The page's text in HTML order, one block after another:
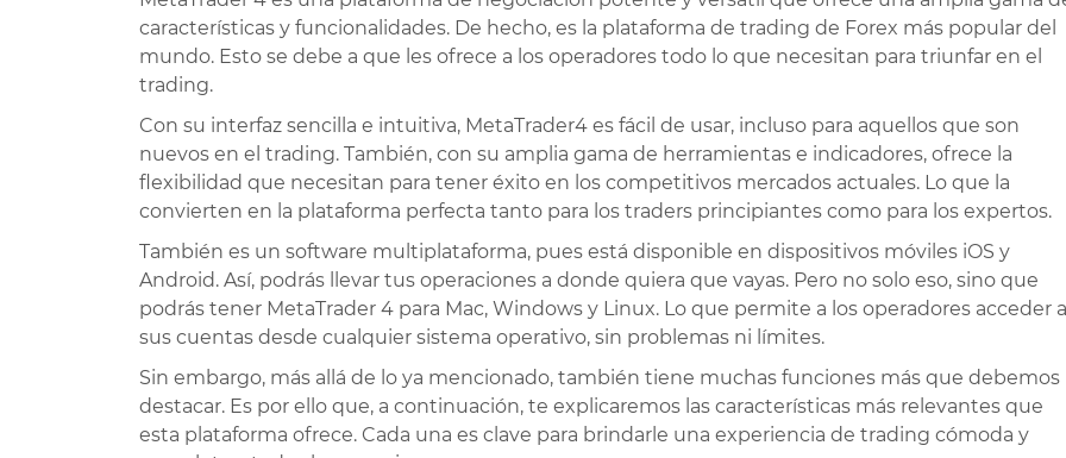
características y funcionalidades. De hecho, es la plataforma de trading de Forex más popular del
mundo. Esto se debe a que les ofrece a los operadores todo lo que necesitan para triunfar en el
trading.
Con su interfaz sencilla e intuitiva, MetaTrader4 es fácil de usar, incluso para aquellos que son
nuevos en el trading. También, con su amplia gama de herramientas e indicadores, ofrece la
flexibilidad que necesitan para tener éxito en los competitivos mercados actuales. Lo que la
convierten en la plataforma perfecta tanto para los traders principiantes como para los expertos.
También es un software multiplataforma, pues está disponible en dispositivos móviles iOS y
Android. Así, podrás llevar tus operaciones a donde quiera que vayas. Pero no solo eso, sino que
podrás tener MetaTrader 4 para Mac, Windows y Linux. Lo que permite a los operadores acceder a
sus cuentas desde cualquier sistema operativo, sin problemas ni límites.
Sin embargo, más allá de lo ya mencionado, también tiene muchas funciones más que debemos
destacar. Es por ello que, a continuación, te explicaremos las características más relevantes que
esta plataforma ofrece. Cada una es clave para brindarle una experiencia de trading cómoda y